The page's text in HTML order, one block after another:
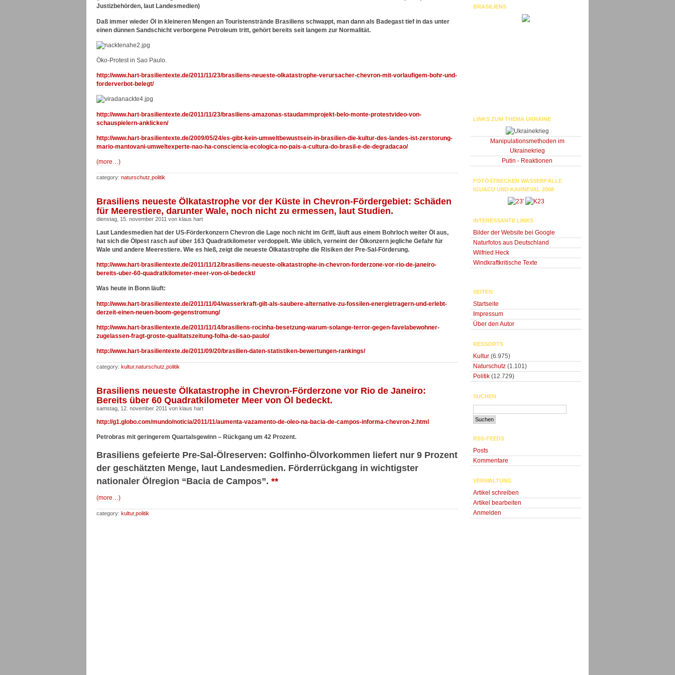
Justizbehörden, laut Landesmedien)
Daß immer wieder Öl in kleineren Mengen an Touristenstrände Brasiliens schwappt, man dann als Badegast tief in das unter
einen dünnen Sandschicht verborgene Petroleum tritt, gehört bereits seit langem zur Normalität.
Öko-Protest in Sao Paulo.
http://www.hart-brasilientexte.de/2011/11/23/brasiliens-neueste-olkatastrophe-verursacher-chevron-mit-vorlaufigem-bohr-und-
forderverbot-belegt/
http://www.hart-brasilientexte.de/2011/11/23/brasiliens-amazonas-staudammprojekt-belo-monte-protestvideo-von-
schauspielern-anklicken/
http://www.hart-brasilientexte.de/2009/05/24/es-gibt-kein-umweltbewustsein-in-brasilien-die-kultur-des-landes-ist-zerstorung-
mario-mantovani-umweltexperte-nao-ha-consciencia-ecologica-no-pais-a-cultura-do-brasil-e-de-degradacao/
(more…)
category: naturschutz politik
Brasiliens neueste Ölkatastrophe vor der Küste in Chevron-Fördergebiet: Schäden
für Meerestiere, darunter Wale, noch nicht zu ermessen, laut Studien.
dienstag, 15. november 2011 von klaus hart
Laut Landesmedien hat der US-Förderkonzern Chevron die Lage noch nicht im Griff, läuft aus einem Bohrloch weiter Öl aus,
hat sich die Ölpest rasch auf über 163 Quadratkilometer verdoppelt. Wie üblich, verneint der Ölkonzern jegliche Gefahr für
Wale und andere Meerestiere. Wie es hieß, zeigt die neueste Ölkatastrophe die Risiken der Pre-Sal-Förderung.
http://www.hart-brasilientexte.de/2011/11/12/brasiliens-neueste-olkatastrophe-in-chevron-forderzone-vor-rio-de-janeiro-
bereits-uber-60-quadratkilometer-meer-von-ol-bedeckt/
Was heute in Bonn läuft:
http://www.hart-brasilientexte.de/2011/11/04/wasserkraft-gilt-als-saubere-alternative-zu-fossilen-energietragern-und-erlebt-
derzeit-einen-neuen-boom-gegenstromung/
http://www.hart-brasilientexte.de/2011/11/14/brasiliens-rocinha-besetzung-warum-solange-terror-gegen-favelabewohner-
zugelassen-fragt-groste-qualitatszeitung-folha-de-sao-paulo/
http://www.hart-brasilientexte.de/2011/09/20/brasilien-daten-statistiken-bewertungen-rankings/
category: kultur,naturschutz politik
Brasiliens neueste Ölkatastrophe in Chevron-Förderzone vor Rio de Janeiro:
Bereits über 60 Quadratkilometer Meer von Öl bedeckt.
samstag, 12. november 2011 von klaus hart
http://g1.globo.com/mundo/noticia/2011/11/aumenta-vazamento-de-oleo-na-bacia-de-campos-informa-chevron-2.html
Petrobras mit geringerem Quartalsgewinn – Rückgang um 42 Prozent.
Brasiliens gefeierte Pre-Sal-Ölreserven: Golfinho-Ölvorkommen liefert nur 9 Prozent
der geschätzten Menge, laut Landesmedien. Förderrückgang in wichtigster
nationaler Ölregion “Bacia de Campos”. **
(more…)
category: kultur,politik
BRASILIENS
LINKS ZUM THEMA UKRAINE
Manipulationsmethoden im
Ukrainekrieg
Putin - Reaktionen
FOTOSTRECKEN WASSERFÄLLE
IGUACU UND KARNEVAL 2008
'
INTERESSANTE LINKS
Bilder der Website bei Google
Naturfotos aus Deutschland
Wilfried Heck
Windkraftkritische Texte
SEITEN
Startseite
Impressum
Über den Autor
RESSORTS
Kultur (6.975)
Naturschutz (1.101)
Politik (12.729)
SUCHEN
RSS-FEEDS
Posts
Kommentare
VERWALTUNG
Artikel schreiben
Artikel bearbeiten
Anmelden